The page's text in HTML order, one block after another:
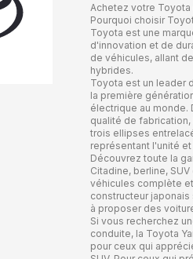
Achetez votre Toyota
Pourquoi choisir
Toyota est une
d'innovation et de
de véhicules, allant
hybrides.
Toyota est un leader
la première
électrique au monde.
qualité de
trois ellipses
représentant l'unité et
Découvrez toute la
Citadine, berline,
véhicules complète
constructeur japonais
à proposer des
Si vous recherchez
conduite, la Toyota
pour ceux qui